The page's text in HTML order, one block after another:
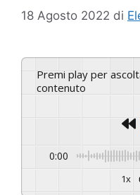
18 Agosto 2022 di
Premi play per ascoltare questo
contenuto
0:00
1x